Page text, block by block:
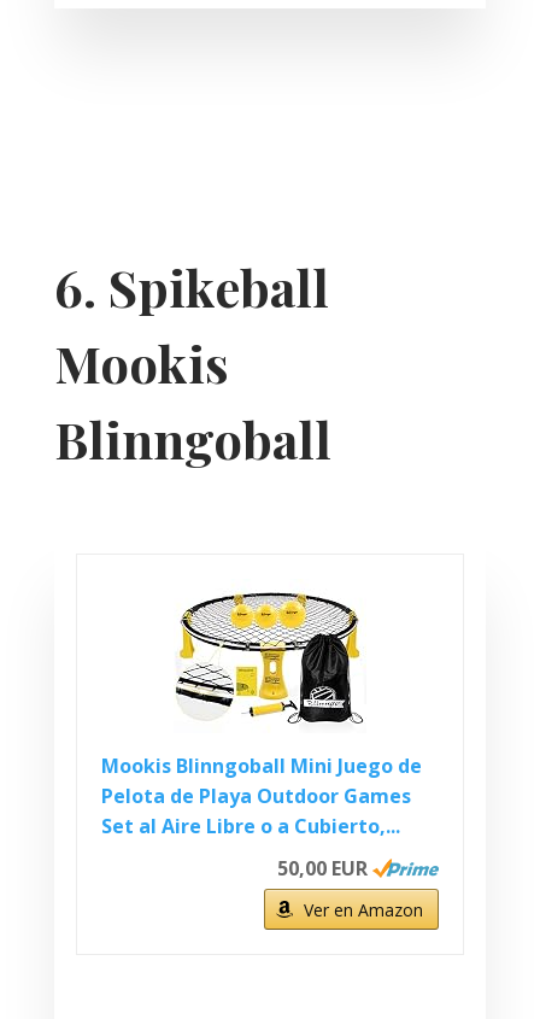
6. Spikeball
Mookis
Blinngoball
Mookis Blinngoball Mini Juego de
Pelota de Playa Outdoor Games
Set al Aire Libre o a Cubierto,...
50,00 EUR
Ver en Amazon